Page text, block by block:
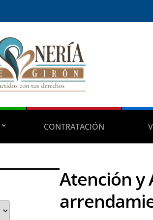
CONTRATACIÓN
Atención y